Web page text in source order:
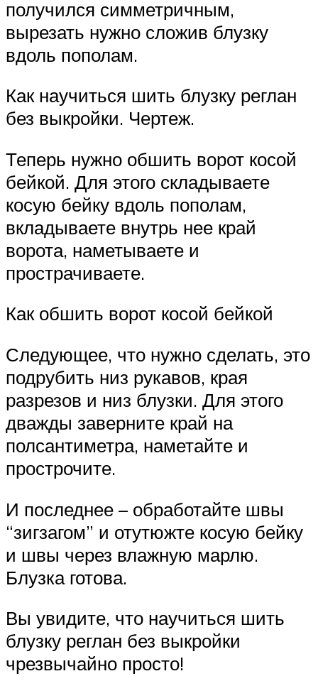
получился симметричным,
вырезать нужно сложив блузку
вдоль пополам.
Как научиться шить блузку реглан
без выкройки. Чертеж.
Теперь нужно обшить ворот косой
бейкой. Для этого складываете
косую бейку вдоль пополам,
вкладываете внутрь нее край
ворота, наметываете и
прострачиваете.
Как обшить ворот косой бейкой
Следующее, что нужно сделать, это
подрубить низ рукавов, края
разрезов и низ блузки. Для этого
дважды заверните край на
полсантиметра, наметайте и
прострочите.
И последнее – обработайте швы
“зигзагом” и отутюжте косую бейку
и швы через влажную марлю.
Блузка готова.
Вы увидите, что научиться шить
блузку реглан без выкройки
чрезвычайно просто!